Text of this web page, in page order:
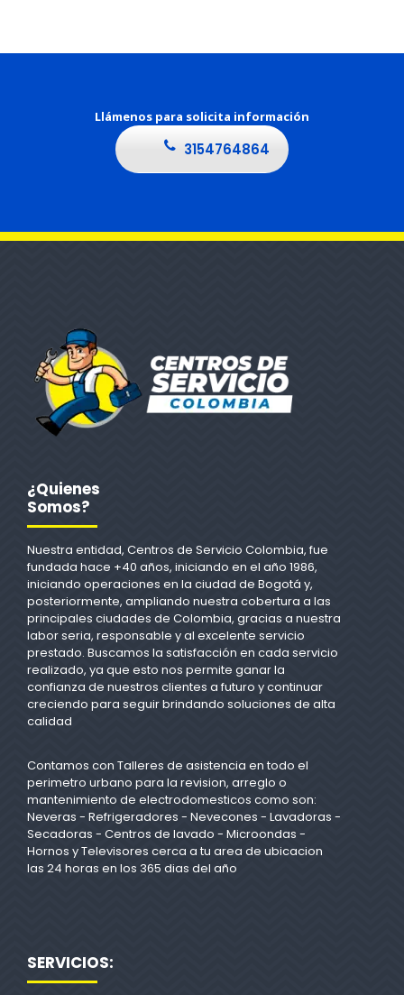
Llámenos para solicita información
3154764864
¿Quienes
Somos?
Nuestra entidad, Centros de Servicio Colombia, fue
fundada hace +40 años, iniciando en el año 1986,
iniciando operaciones en la ciudad de Bogotá y,
posteriormente, ampliando nuestra cobertura a las
principales ciudades de Colombia, gracias a nuestra
labor seria, responsable y al excelente servicio
prestado. Buscamos la satisfacción en cada servicio
realizado, ya que esto nos permite ganar la
confianza de nuestros clientes a futuro y continuar
creciendo para seguir brindando soluciones de alta
calidad
Contamos con Talleres de asistencia en todo el
perimetro urbano para la revision, arreglo o
mantenimiento de electrodomesticos como son:
Neveras - Refrigeradores - Nevecones - Lavadoras -
Secadoras - Centros de lavado - Microondas -
Hornos y Televisores cerca a tu area de ubicacion
las 24 horas en los 365 dias del año
SERVICIOS: